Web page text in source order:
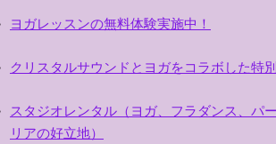
ヨガレッスンの無料体験実施中！
クリスタルサウンドとヨガをコラボした特
スタジオレンタル（ヨガ、フラダンス、パ
リアの好立地）